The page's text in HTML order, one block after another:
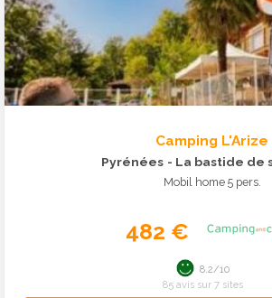
Camping L'Arize
Pyrénées - La bastide de
Mobil home 5 pers.
482 €
8.2/10
85 avis sur 7 sites